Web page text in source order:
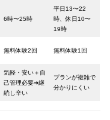
6時〜25時
平日13〜22
時、休日10〜
19時
無料体験2回 無料体験1回
気軽・安い＋自
己管理必要➜継
続し辛い
プランが複雑で
分かりにくい